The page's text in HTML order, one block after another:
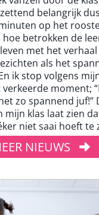
belangrijk
op het
betrokken de
met het
als het
ik stop volgens
moment;
zo spannend juf!”
mijn klas laat zien
niet saai hoeft te
NIEUWS